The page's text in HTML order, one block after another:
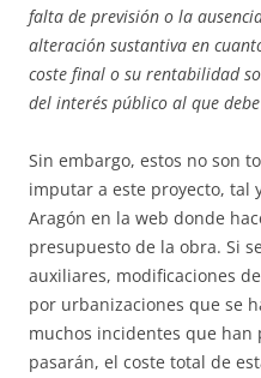
falta de previsión o la
alteración sustantiva en
coste final o su rentabilidad
del interés público al que
Sin embargo, estos no son
imputar a este proyecto, tal
Aragón en la web donde
presupuesto de la obra. Si
auxiliares, modificaciones
por urbanizaciones que se
muchos incidentes que han
pasarán, el coste total de